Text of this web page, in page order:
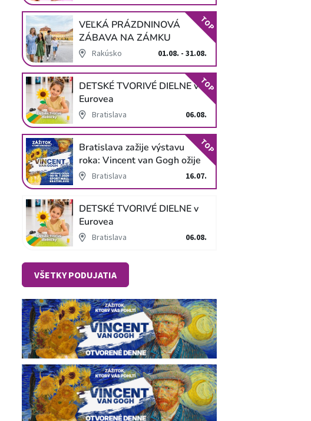
VEĽKÁ PRÁZDNINOVÁ
ZÁBAVA NA ZÁMKU
SCHLOSS HOF
Rakúsko 01.08. - 31.08.
TOP
DETSKÉ TVORIVÉ DIELNE v
Eurovea
Bratislava 06.08.
TOP
Bratislava zažije výstavu
roka: Vincent van Gogh ožije
v unikátnej imerzívnej šou!
Bratislava 16.07.
TOP
DETSKÉ TVORIVÉ DIELNE v
Eurovea
Bratislava 06.08.
VŠETKY PODUJATIA